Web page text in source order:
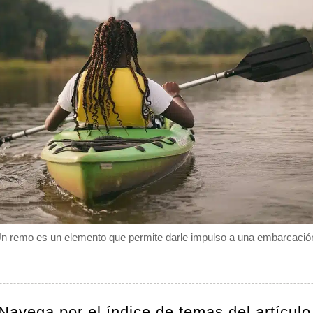
remo es un elemento que permite darle impulso a una